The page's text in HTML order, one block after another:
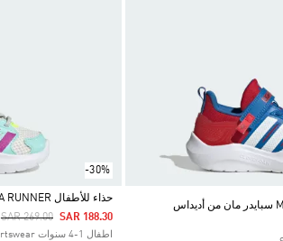
-30%
Selected
حذاء للأطفال LIGHTORAMA RUNNER
Price Reduced From
SAR 269.00ToSAR 188.30
اطفال 1-4 سنوات Sportswear